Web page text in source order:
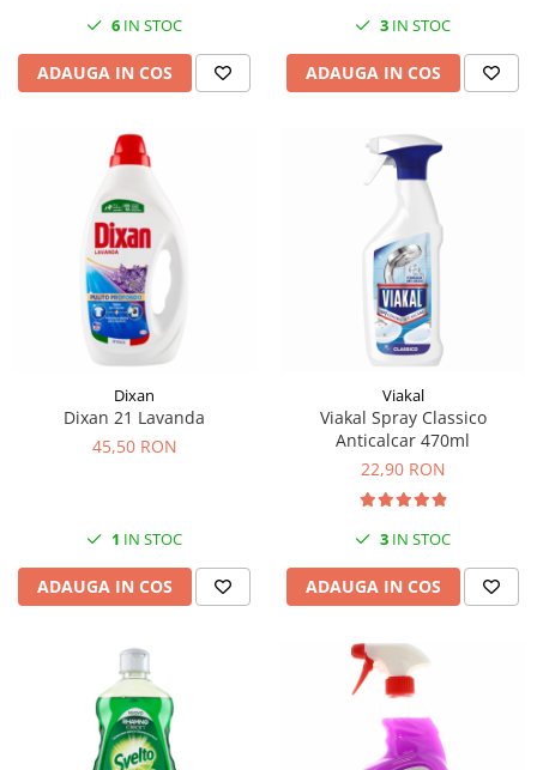
6 IN STOC
ADAUGA IN COS
3 IN STOC
ADAUGA IN COS
Dixan
Dixan 21 Lavanda
45,50 RON
1 IN STOC
ADAUGA IN COS
Viakal
Viakal Spray Classico
Anticalcar 470ml
22,90 RON
3 IN STOC
ADAUGA IN COS